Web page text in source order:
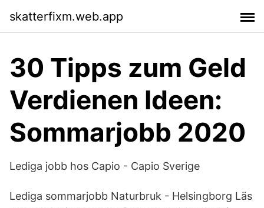
skatterfixm.web.app
30 Tipps zum Geld
Verdienen Ideen:
Sommarjobb 2020
Lediga jobb hos Capio - Capio Sverige
Lediga sommarjobb Naturbruk - Helsingborg Läs